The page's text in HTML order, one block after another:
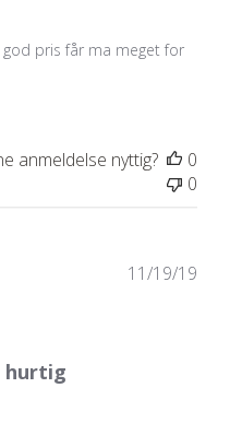
pris får ma meget for
anmeldelse nyttig?
0
0
hurtig
11/19/19